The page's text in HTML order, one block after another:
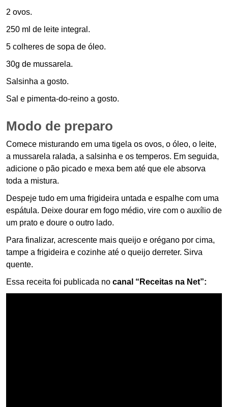
2 ovos.
250 ml de leite integral.
5 colheres de sopa de óleo.
30g de mussarela.
Salsinha a gosto.
Sal e pimenta-do-reino a gosto.
Modo de preparo
Comece misturando em uma tigela os ovos, o óleo, o leite,
a mussarela ralada, a salsinha e os temperos. Em seguida,
adicione o pão picado e mexa bem até que ele absorva
toda a mistura.
Despeje tudo em uma frigideira untada e espalhe com uma
espátula. Deixe dourar em fogo médio, vire com o auxílio de
um prato e doure o outro lado.
Para finalizar, acrescente mais queijo e orégano por cima,
tampe a frigideira e cozinhe até o queijo derreter. Sirva
quente.
Essa receita foi publicada no canal “Receitas na Net”: